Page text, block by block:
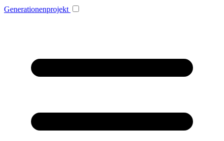
Generationenprojekt